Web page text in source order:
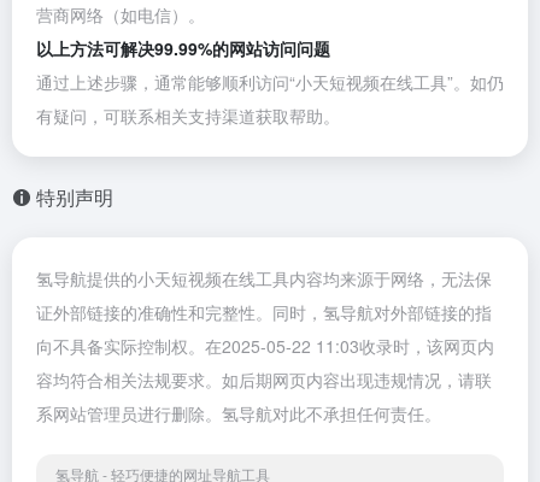
营商网络（如电信）。
以上方法可解决99.99%的网站访问问题
通过上述步骤，通常能够顺利访问“小天短视频在线工具”。如仍
有疑问，可联系相关支持渠道获取帮助。
特别声明
氢导航提供的小天短视频在线工具内容均来源于网络，无法保
证外部链接的准确性和完整性。同时，氢导航对外部链接的指
向不具备实际控制权。在2025-05-22 11:03收录时，该网页内
容均符合相关法规要求。如后期网页内容出现违规情况，请联
系网站管理员进行删除。氢导航对此不承担任何责任。
氢导航 - 轻巧便捷的网址导航工具